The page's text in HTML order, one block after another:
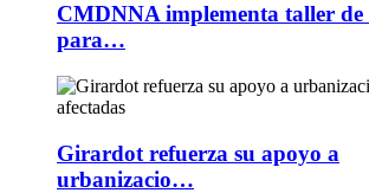
CMDNNA implementa taller de
para…
Girardot refuerza su apoyo a
urbanizacio…